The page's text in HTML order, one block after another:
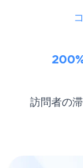
訪問者の